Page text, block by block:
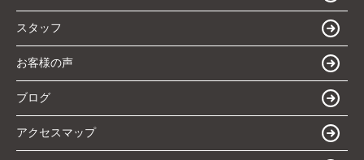
スタッフ
お客様の声
ブログ
アクセスマップ